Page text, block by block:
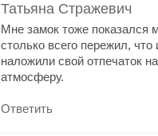
Татьяна Стражевич
Мне замок тоже показался
столько всего пережил, что
наложили свой отпечаток
атмосферу.
Ответить